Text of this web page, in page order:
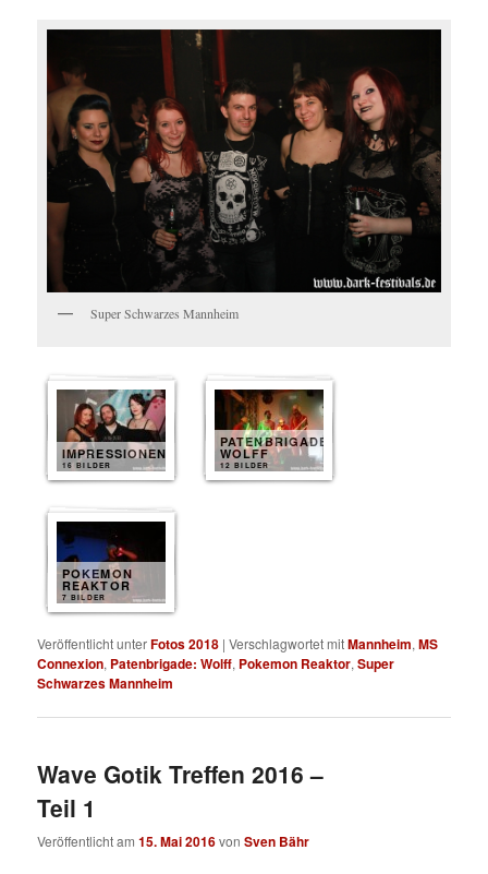
Super Schwarzes Mannheim
IMPRESSIONEN
16 BILDER
PATENBRIGADE
WOLFF
12 BILDER
POKEMON
REAKTOR
7 BILDER
Veröffentlicht unterFotos 2018 |Verschlagwortet mitMannheim,MS
Connexion, Patenbrigade: Wolff, Pokemon Reaktor,Super
Schwarzes Mannheim
Wave Gotik Treffen 2016 –
Teil 1
Veröffentlicht am15. Mai 2016vonSven Bähr